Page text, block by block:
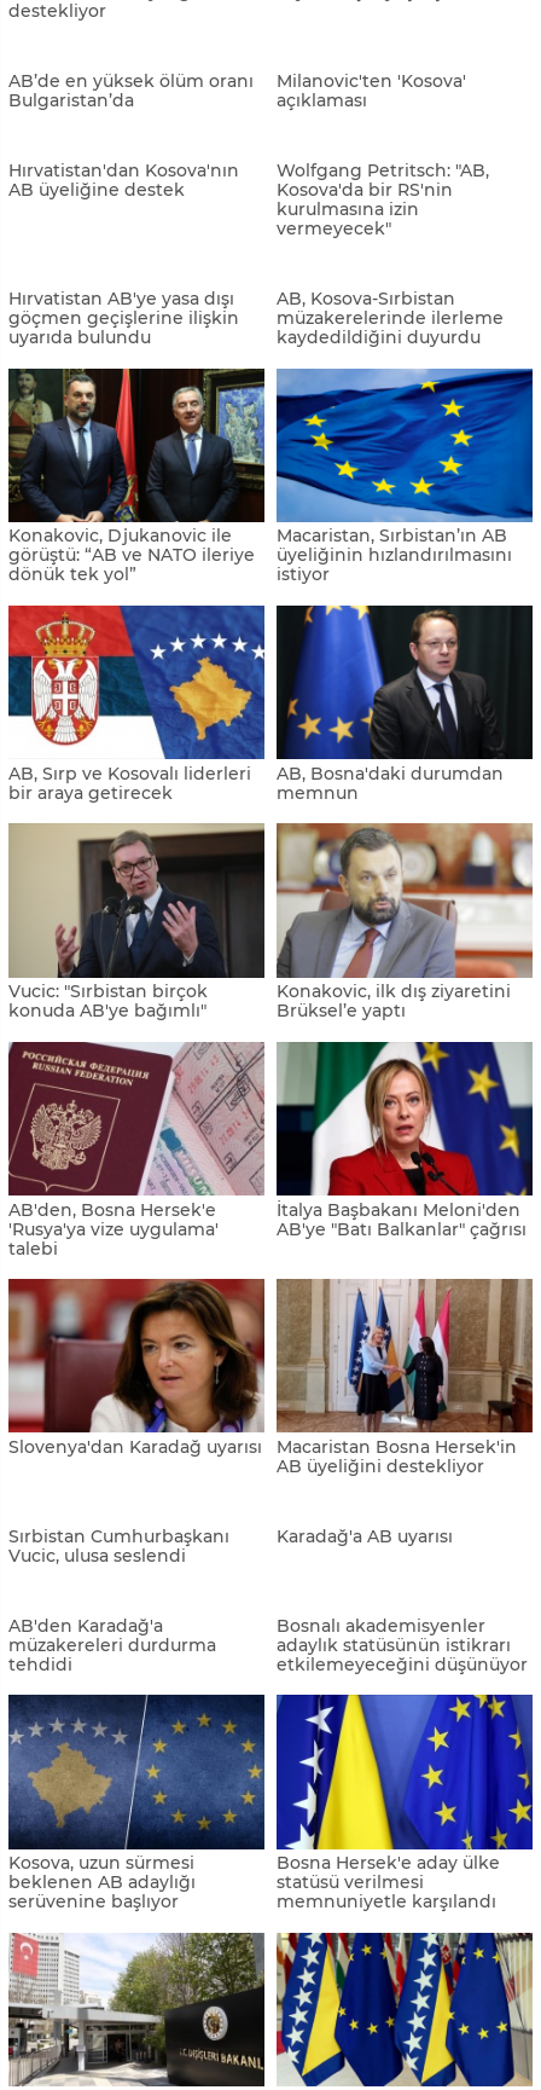
Kovaçevski: "Önümüzde
2030’a kadar AB’ye üyelik
olasılığı var"
AB-Arnavutluk İstikrar ve
Ortaklık Konseyi 12. Toplantısı
Tiran'da düzenlendi
Borrell'den Ohri'deki
görüşme öncesi 'anlaşma'
çağrısı
Hırvatistan, AB'de obezitenin
en yoğun görüldüğü ülke
oldu
Lajcak: "ZSO yoksa anlaşma
da yok"
Golob: "Brüksel'de atmosfer
değişti"
ABD ve AB, Kosova ve
Sırbistan’a baskıyı artırıyor
İtalya ve Avusturya'dan
"Bosna Hersek'in AB
üyeliğine destek" vurgusu
Macaristan, Batı Balkan
ülkelerinin AB üyeliğini
destekliyor
AB'den Kosova'ya vizesiz
seyahat için yeşil ışık
AB’de en yüksek ölüm oranı
Bulgaristan’da
Milanovic'ten 'Kosova'
açıklaması
AB üyeliğine destek
Kosova'da bir RS'nin
kurulmasına izin
vermeyecek"
Hırvatistan AB'ye yasa dışı
göçmen geçişlerine ilişkin
uyarıda bulundu
AB, Kosova-Sırbistan
müzakerelerinde ilerleme
kaydedildiğini duyurdu
Konakovic, Djukanovic ile
görüştü: “AB ve NATO ileriye
dönük tek yol”
Macaristan, Sırbistan’ın AB
üyeliğinin hızlandırılmasını
istiyor
AB, Sırp ve Kosovalı liderleri
bir araya getirecek
AB, Bosna'daki durumdan
memnun
Vucic: "Sırbistan birçok
konuda AB'ye bağımlı"
Konakovic, ilk dış ziyaretini
Brüksel’e yaptı
AB'den, Bosna Hersek'e
'Rusya'ya vize uygulama'
talebi
İtalya Başbakanı Meloni'den
AB'ye "Batı Balkanlar" çağrısı